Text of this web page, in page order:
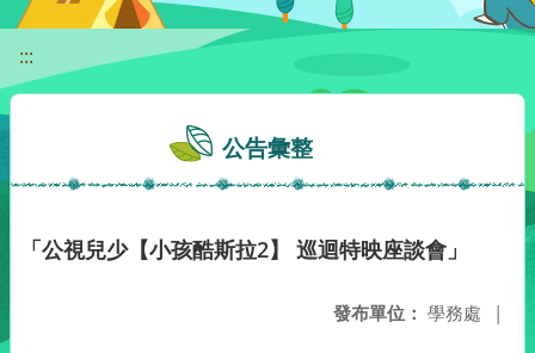
:::
公告彙整
「公視兒少【小孩酷斯拉2】 巡迴特映座談會」
發布單位： 學務處 |